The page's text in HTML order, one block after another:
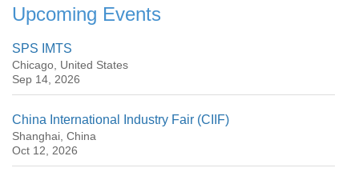
Upcoming Events
SPS IMTS
Chicago, United States
Sep 14, 2026
China International Industry Fair (CIIF)
Shanghai, China
Oct 12, 2026